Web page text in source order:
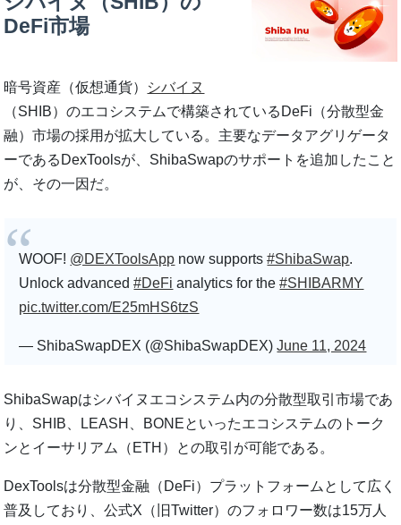
DeFi市場
暗号資産（仮想通貨） シバイヌ
（SHIB）のエコシステムで構築されているDeFi（分散型金
融）市場の採用が拡大している。主要なデータアグリゲータ
ーであるDexToolsが、ShibaSwapのサポートを追加したこと
が、その一因だ。
WOOF! @DEXToolsApp now supports#ShibaSwap.
Unlock advanced#DeFi analytics for the#SHIBARMY
pic.twitter.com/E25mHS6tzS
— ShibaSwapDEX (@ShibaSwapDEX)June 11, 2024
ShibaSwapはシバイヌエコシステム内の分散型取引市場であ
り、SHIB、LEASH、BONEといったエコシステムのトーク
ンとイーサリアム（ETH）との取引が可能である。
DexToolsは分散型金融（DeFi）プラットフォームとして広く
普及しており、公式X（旧Twitter）のフォロワー数は15万人